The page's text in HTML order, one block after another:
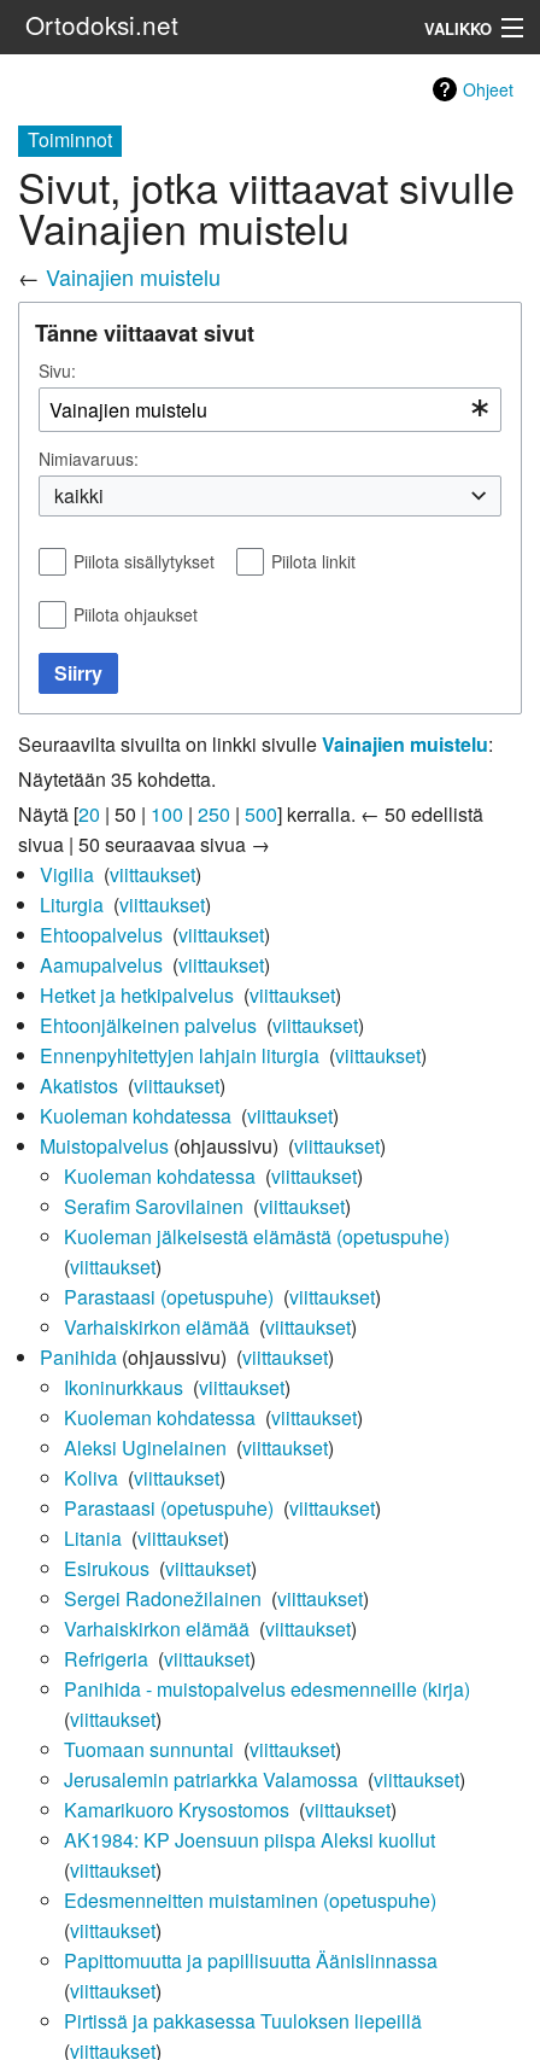
Ortodoksi.net VALIKKO
Ohjeet
Toiminnot
Sivut, jotka viittaavat sivulle
Vainajien muistelu
← Vainajien muistelu
Tänne viittaavat sivut
Sivu:
Nimiavaruus:
kaikki
Piilota sisällytykset Piilota linkit
Piilota ohjaukset
Siirry
Seuraavilta sivuilta on linkki sivulleVainajien muistelu:
Näytetään 35 kohdetta.
Näytä [20 | 50 | 100 | 250 | 500] kerralla. ← 50 edellistä
sivua | 50 seuraavaa sivua →
Vigilia‎ (viittaukset)
Liturgia‎ (viittaukset)
Ehtoopalvelus‎ (viittaukset)
Aamupalvelus‎ (viittaukset)
Hetket ja hetkipalvelus‎ (viittaukset)
Ehtoonjälkeinen palvelus‎ (viittaukset)
Ennenpyhitettyjen lahjain liturgia‎ (viittaukset)
Akatistos‎ (viittaukset)
Kuoleman kohdatessa‎ (viittaukset)
Muistopalvelus(ohjaussivu) ‎ (viittaukset)
Kuoleman kohdatessa‎ (viittaukset)
Serafim Sarovilainen (viittaukset)
Kuoleman jälkeisestä elämästä (opetuspuhe)
(viittaukset)
Parastaasi (opetuspuhe) (viittaukset)
Varhaiskirkon elämää‎ (viittaukset)
Panihida(ohjaussivu) ‎ (viittaukset)
Ikoninurkkaus‎ (viittaukset)
Kuoleman kohdatessa‎ (viittaukset)
Aleksi Uginelainen (viittaukset)
Koliva‎ (viittaukset)
Parastaasi (opetuspuhe) (viittaukset)
Litania‎ (viittaukset)
Esirukous‎ (viittaukset)
Sergei Radonežilainen (viittaukset)
Varhaiskirkon elämää‎ (viittaukset)
Refrigeria‎ (viittaukset)
Panihida - muistopalvelus edesmenneille (kirja)
(viittaukset)
Tuomaan sunnuntai (viittaukset)
Jerusalemin patriarkka Valamossa‎ (viittaukset)
Kamarikuoro Krysostomos‎ (viittaukset)
AK1984: KP Joensuun piispa Aleksi kuollut‎
(viittaukset)
Edesmenneitten muistaminen (opetuspuhe)
(viittaukset)
Papittomuutta ja papillisuutta Äänislinnassa‎
(viittaukset)
Pirtissä ja pakkasessa Tuuloksen liepeillä‎
(viittaukset)